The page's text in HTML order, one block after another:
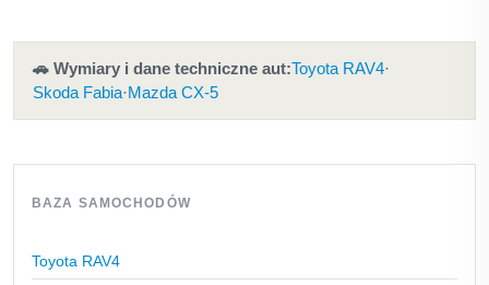
🚗 Wymiary i dane techniczne aut:Toyota RAV4·
Skoda Fabia·Mazda CX-5
BAZA SAMOCHODÓW
Toyota RAV4